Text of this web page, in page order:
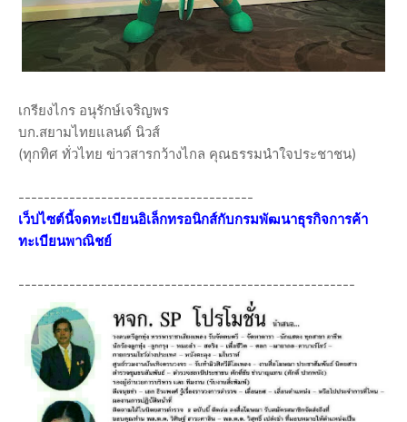
เกรียงไกร อนุรักษ์เจริญพร
บก.สยามไทยแลนด์ นิวส์
(ทุกทิศ ทั่วไทย ข่าวสารกว้างไกล คุณธรรมนำใจประชาชน)
-------------------------------------
เว็ปไซต์นี้จดทะเบียนอิเล็กทรอนิกส์กับกรมพัฒนาธุรกิจการค้า
ทะเบียนพาณิชย์
-----------------------------------------------------